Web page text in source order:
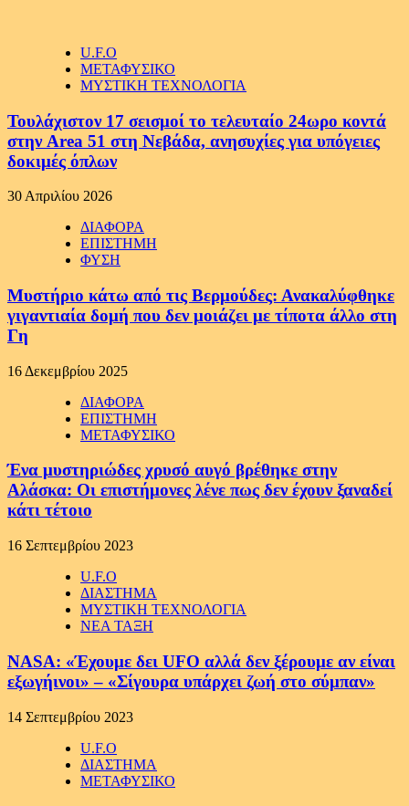
U.F.O
ΜΕΤΑΦΥΣΙΚΟ
ΜΥΣΤΙΚΗ ΤΕΧΝΟΛΟΓΙΑ
Τουλάχιστον 17 σεισμοί το τελευταίο 24ωρο κοντά
στην Area 51 στη Νεβάδα, ανησυχίες για υπόγειες
δοκιμές όπλων
30 Απριλίου 2026
ΔΙΑΦΟΡΑ
ΕΠΙΣΤΗΜΗ
ΦΥΣΗ
Μυστήριο κάτω από τις Βερμούδες: Ανακαλύφθηκε
γιγαντιαία δομή που δεν μοιάζει με τίποτα άλλο στη
Γη
16 Δεκεμβρίου 2025
ΔΙΑΦΟΡΑ
ΕΠΙΣΤΗΜΗ
ΜΕΤΑΦΥΣΙΚΟ
Ένα μυστηριώδες χρυσό αυγό βρέθηκε στην
Αλάσκα: Οι επιστήμονες λένε πως δεν έχουν ξαναδεί
κάτι τέτοιο
16 Σεπτεμβρίου 2023
U.F.O
ΔΙΑΣΤΗΜΑ
ΜΥΣΤΙΚΗ ΤΕΧΝΟΛΟΓΙΑ
ΝΕΑ ΤΑΞΗ
NASA: «Έχουμε δει UFO αλλά δεν ξέρουμε αν είναι
εξωγήινοι» – «Σίγουρα υπάρχει ζωή στο σύμπαν»
14 Σεπτεμβρίου 2023
U.F.O
ΔΙΑΣΤΗΜΑ
ΜΕΤΑΦΥΣΙΚΟ